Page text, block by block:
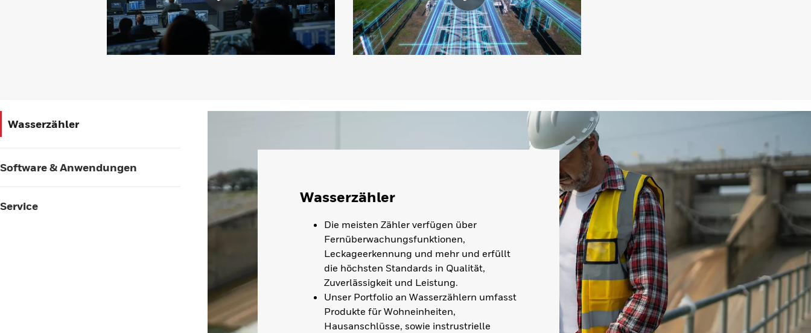
Wasserzähler
Software & Anwendungen
Service
Wasserzähler
Die meisten Zähler verfügen über
Fernüberwachungsfunktionen,
Leckageerkennung und mehr und erfüllt
die höchsten Standards in Qualität,
Zuverlässigkeit und Leistung.
Unser Portfolio an Wasserzählern umfasst
Produkte für Wohneinheiten,
Hausanschlüsse, sowie instrustrielle